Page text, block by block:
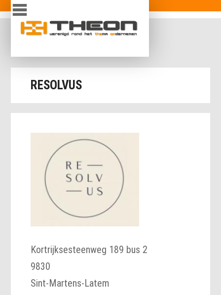
Overslaan en naar de inhoud gaan
inloggen
RESOLVUS
Kortrijksesteenweg 189 bus 2
9830
Sint-Martens-Latem